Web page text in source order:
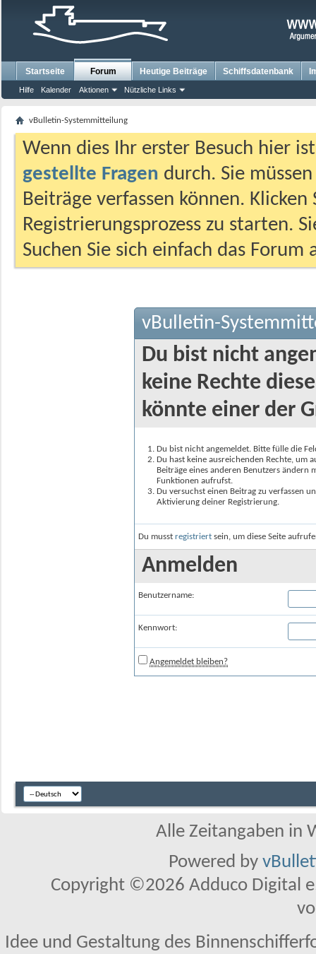
Startseite Forum
Hilfe Kalender Aktionen Nützliche Links
Heutige Beiträge Schiffsdatenbank
vBulletin-Systemmitteilung
Wenn dies Ihr erster Besuch hier
gestellte Fragen durch. Sie
Beiträge verfassen können.
Registrierungsprozess zu starten.
Suchen Sie sich einfach das
vBulletin-
Du bist nicht
keine Rechte
könnte einer der
Du bist nicht angemeldet. Bitte fülle die
Du hast keine ausreichenden Rechte, um
Beiträge eines anderen Benutzers
Funktionen aufrufst.
Du versuchst einen Beitrag zu verfassen
Aktivierung deiner Registrierung.
Du musst registriert sein, um diese Seite
Anmelden
Benutzername:
Kennwort:
Angemeldet bleiben?
Alle Zeitangaben in
Powered by
Copyright ©2026 Adduco Digital
Idee und Gestaltung des